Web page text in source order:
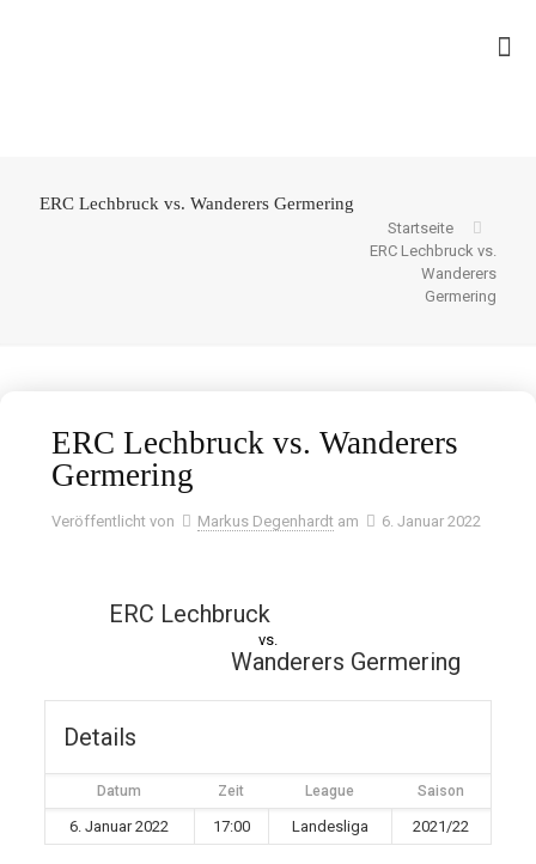
ERC Lechbruck vs. Wanderers Germering
Startseite
ERC Lechbruck vs.
Wanderers
Germering
ERC Lechbruck vs. Wanderers
Germering
Veröffentlicht von Markus Degenhardt am 6. Januar 2022
ERC Lechbruck
vs.
Wanderers Germering
Details
Datum Zeit League Saison
6. Januar 2022 17:00 Landesliga 2021/22